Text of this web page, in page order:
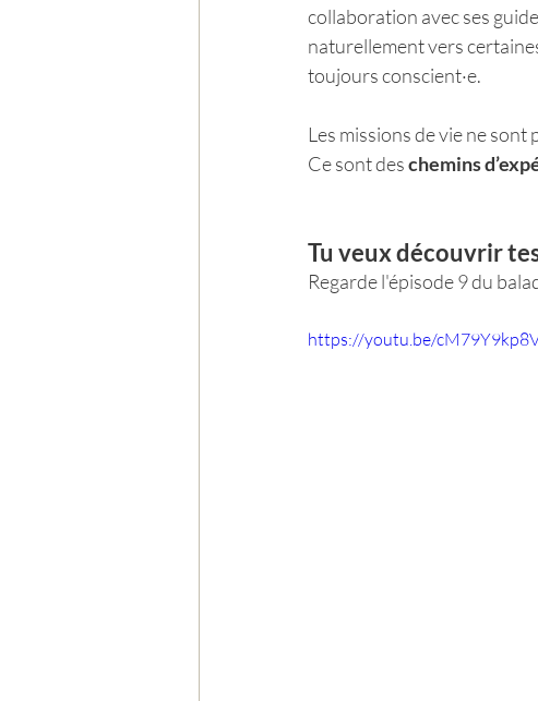
collaboration avec ses
naturellement vers
toujours conscient·e.
Les missions de vie ne
Ce sont des chemins
Tu veux découvrir
Regarde l'épisode 9 du
https://youtu.be/